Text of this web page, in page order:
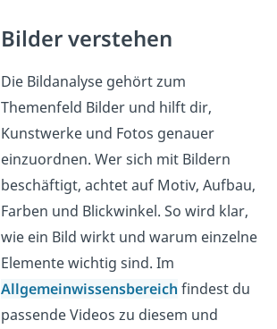
Bilder verstehen
Die Bildanalyse gehört zum
Themenfeld Bilder und hilft dir,
Kunstwerke und Fotos genauer
einzuordnen. Wer sich mit Bildern
beschäftigt, achtet auf Motiv, Aufbau,
Farben und Blickwinkel. So wird klar,
wie ein Bild wirkt und warum einzelne
Elemente wichtig sind. Im
Allgemeinwissensbereich findest du
passende Videos zu diesem und